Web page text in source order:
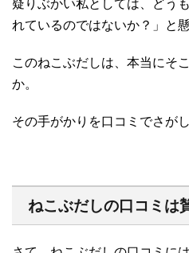
疑りぶかい私としては、どう
れているのではないか？」と
このねこぶだしは、本当にそ
か。
その手がかりを口コミでさが
ねこぶだしの口コミは